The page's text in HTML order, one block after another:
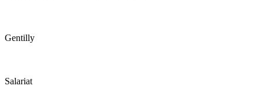
Gentilly
Salariat